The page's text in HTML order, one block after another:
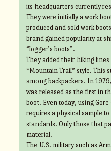
its headquarters currently
They were initially a work
produced and sold work
brand gained popularity at
“logger’s boots”.
They added their hiking
“Mountain Trail” style. This
among backpackers. In
was released as the first in
boot. Even today, using
requires a physical sample
standards. Only those that
material.
The U.S. military such as